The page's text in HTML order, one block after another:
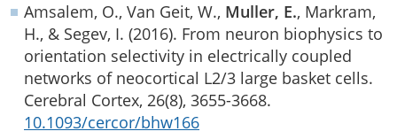
Amsalem, O., Van Geit, W., Muller, E., Markram,
H., & Segev, I. (2016). From neuron biophysics to
orientation selectivity in electrically coupled
networks of neocortical L2/3 large basket cells.
Cerebral Cortex, 26(8), 3655-3668.
10.1093/cercor/bhw166